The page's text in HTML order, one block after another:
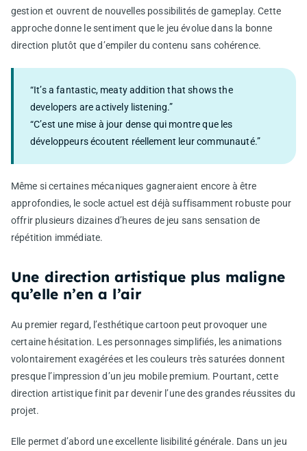
gestion et ouvrent de nouvelles possibilités de gameplay. Cette
approche donne le sentiment que le jeu évolue dans la bonne
direction plutôt que d’empiler du contenu sans cohérence.
“It’s a fantastic, meaty addition that shows the
developers are actively listening.”
“C’est une mise à jour dense qui montre que les
développeurs écoutent réellement leur communauté.”
Même si certaines mécaniques gagneraient encore à être
approfondies, le socle actuel est déjà suffisamment robuste pour
offrir plusieurs dizaines d’heures de jeu sans sensation de
répétition immédiate.
Une direction artistique plus maligne
qu’elle n’en a l’air
Au premier regard, l’esthétique cartoon peut provoquer une
certaine hésitation. Les personnages simplifiés, les animations
volontairement exagérées et les couleurs très saturées donnent
presque l’impression d’un jeu mobile premium. Pourtant, cette
direction artistique finit par devenir l’une des grandes réussites du
projet.
Elle permet d’abord une excellente lisibilité générale. Dans un jeu